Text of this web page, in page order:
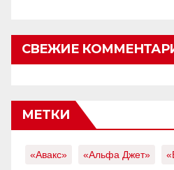
СВЕЖИЕ
МЕТКИ
«Авакс» «Альфа Джет»